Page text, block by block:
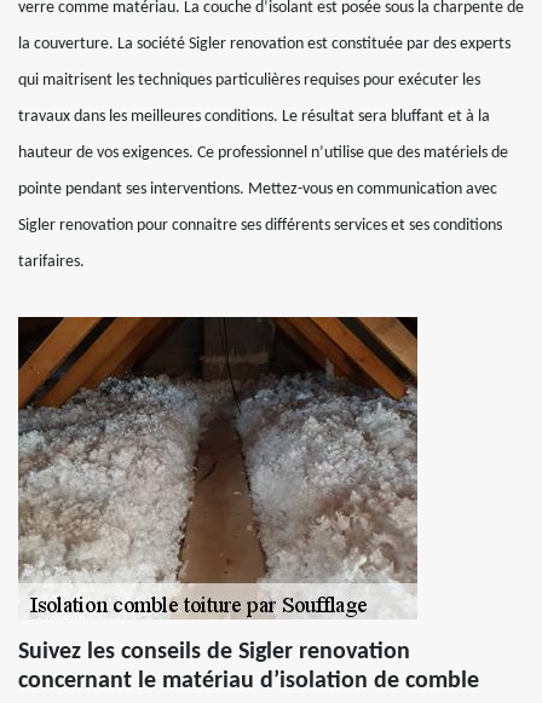
verre comme matériau. La couche d’isolant est posée sous la charpente de
la couverture. La société Sigler renovation est constituée par des experts
qui maitrisent les techniques particulières requises pour exécuter les
travaux dans les meilleures conditions. Le résultat sera bluffant et à la
hauteur de vos exigences. Ce professionnel n’utilise que des matériels de
pointe pendant ses interventions. Mettez-vous en communication avec
Sigler renovation pour connaitre ses différents services et ses conditions
tarifaires.
Suivez les conseils de Sigler renovation
concernant le matériau d’isolation de comble